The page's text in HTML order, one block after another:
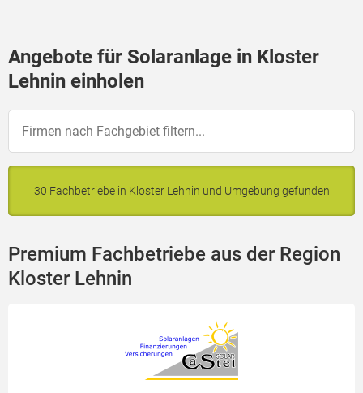
Angebote für Solaranlage in Kloster
Lehnin einholen
30 Fachbetriebe in Kloster Lehnin und Umgebung gefunden
Premium Fachbetriebe aus der Region
Kloster Lehnin